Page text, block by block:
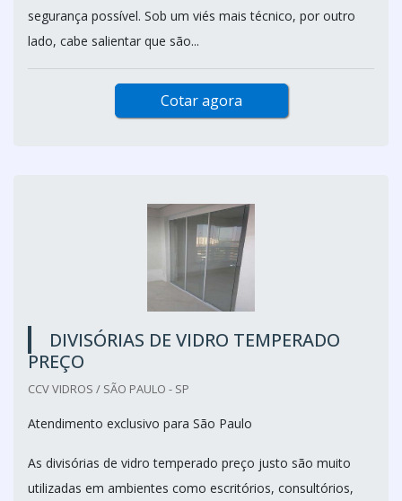
segurança possível. Sob um viés mais técnico, por outro
lado, cabe salientar que são...
Cotar agora
DIVISÓRIAS DE VIDRO TEMPERADO
PREÇO
CCV VIDROS / SÃO PAULO - SP
Atendimento exclusivo para São Paulo
As divisórias de vidro temperado preço justo são muito
utilizadas em ambientes como escritórios, consultórios,